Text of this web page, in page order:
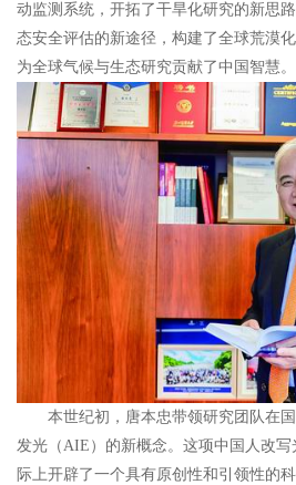
动监测系统，开拓了干旱化研究的新思
态安全评估的新途径，构建了全球荒漠
为全球气候与生态研究贡献了中国智慧。
本世纪初，唐本忠带领研究团队在国
发光（AIE）的新概念。这项中国人改写
际上开辟了一个具有原创性和引领性的